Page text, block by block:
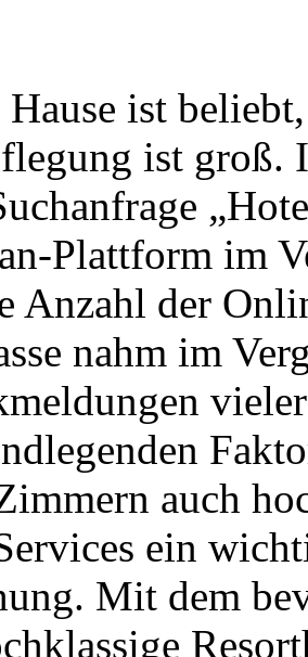
ist
ist groß.
Plattform im
Anzahl der
nahm im
auch
ein
Mit dem